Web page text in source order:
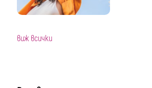
виж всички